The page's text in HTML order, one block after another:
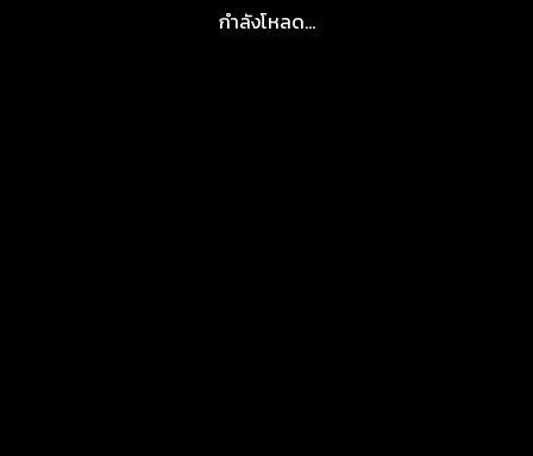
กำลังโหลด...